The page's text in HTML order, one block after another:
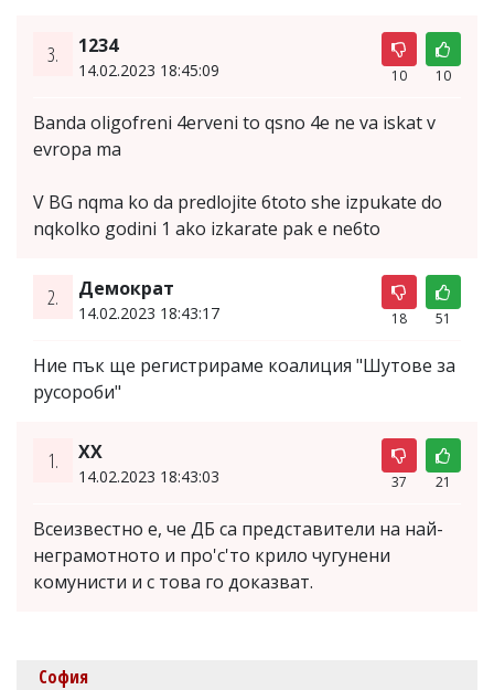
3. 1234
14.02.2023 18:45:09 10 10
Banda oligofreni 4erveni to qsno 4e ne va iskat v
evropa ma
V BG nqma ko da predlojite 6toto she izpukate do
nqkolko godini 1 ako izkarate pak e ne6to
2. Демократ
14.02.2023 18:43:17 18 51
Ние пък ще регистрираме коалиция "Шутове за
русороби"
1. XX
14.02.2023 18:43:03 37 21
Всеизвестно е, че ДБ са представители на най-
неграмотното и про'с'то крило чугунени
комунисти и с това го доказват.
София